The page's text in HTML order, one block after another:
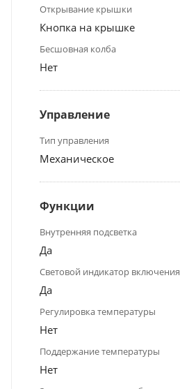
Открывание крышки
Кнопка на крышке
Бесшовная колба
Нет
Управление
Тип управления
Механическое
Функции
Внутренняя подсветка
Да
Световой индикатор включения
Да
Регулировка температуры
Нет
Поддержание температуры
Нет